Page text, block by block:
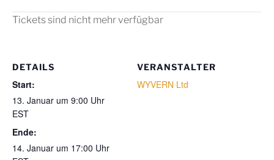
DETAILS
Start:
13. Januar um 9:00 Uhr
EST
Ende:
14. Januar um 17:00 Uhr
VERANSTALTER
WYVERN Ltd
Tickets sind nicht mehr verfügbar